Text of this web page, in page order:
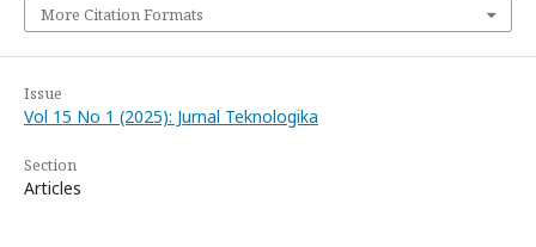
More Citation Formats
Issue
Vol 15 No 1 (2025): Jurnal Teknologika
Section
Articles